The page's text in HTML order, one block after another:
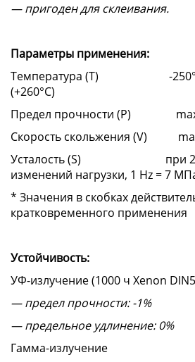
— пригоден для склеивания.
Параметры применения:
Температура (T) -250°C
(+260°C)
Предел прочности (Р) max.
Скорость скольжения (V)
Усталость (S) при
изменений нагрузки, 1 Hz = 7
* Значения в скобках
кратковременного применения
Устойчивость:
УФ-излучение (1000 ч Xenon
— предел прочности: -1%
— предельное удлинение: 0%
Гамма-излучение